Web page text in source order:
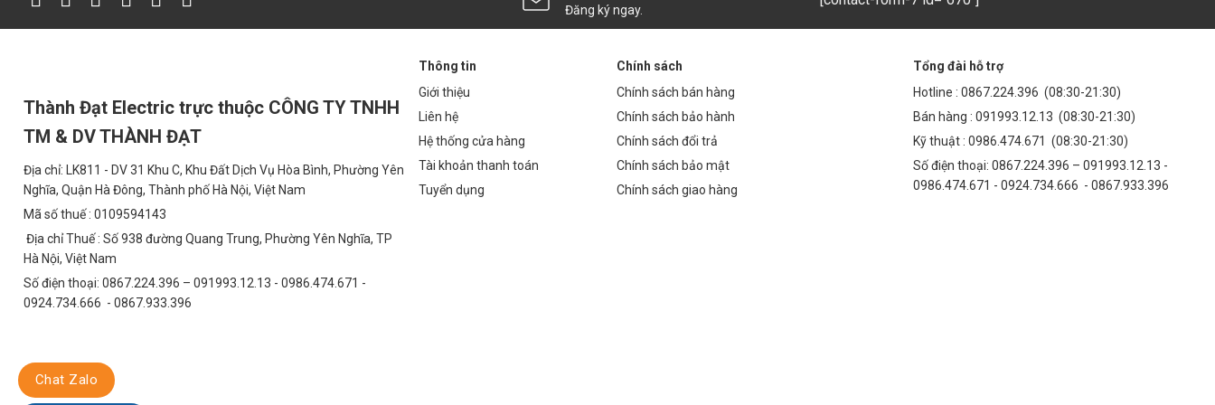
NGUỒN ĐIỆN THÔNG THƯỜNG
Chi phí bảo trì (5 năm)
500.000 VNĐ
2.000.000 VNĐ
Tổng chi phí
10.800.000 VNĐ
Như vậy, mặc dù chi phí mua ban đầu của nguồn Meanwell ELG-75-C350B cao hơn, nhưng tổng chi phí sau 5 năm lại thấp hơn đáng
kể nhờ tiết kiệm điện năng và giảm chi phí bảo trì.
Hướng Dẫn Sử Dụng Và Lưu Ý An Toàn
Để đảm bảo an toàn và hiệu quả khi sử dụng nguồn Meanwell ELG-75-C350B, vui lòng tuân thủ các hướng dẫn sau:
Đọc kỹ hướng dẫn sử dụng trước khi lắp đặt.
Đặt nguồn ở nơi thoáng mát, tránh ánh nắng trực tiếp và các nguồn nhiệt.
Đăng ký ngay.
Thành Đạt Electric trực thuộc CÔNG TY TNHH
TM & DV THÀNH ĐẠT
Địa chỉ: LK811 - DV 31 Khu C, Khu Đất Dịch Vụ Hòa Bình, Phường Yên
Nghĩa, Quận Hà Đông, Thành phố Hà Nội, Việt Nam
Mã số thuế : 0109594143
Địa chỉ Thuế : Số 938 đường Quang Trung, Phường Yên Nghĩa, TP
Hà Nội, Việt Nam
Số điện thoại: 0867.224.396 – 091993.12.13 - 0986.474.671 -
0924.734.666 - 0867.933.396
Thông tin
Giới thiệu
Liên hệ
Hệ thống cửa hàng
Tài khoản thanh toán
Tuyển dụng
Chính sách
Chính sách bán hàng
Chính sách bảo hành
Chính sách đổi trả
Chính sách bảo mật
Chính sách giao hàng
Tổng đài hỗ trợ
Hotline : 0867.224.396 (08:30-21:30)
Bán hàng : 091993.12.13 (08:30-21:30)
Kỹ thuật : 0986.474.671 (08:30-21:30)
Số điện thoại: 0867.224.396 – 091993.12.13 -
0986.474.671 - 0924.734.666 - 0867.933.396
Chat Zalo